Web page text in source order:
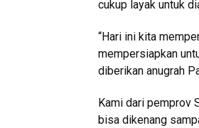
cukup layak untuk
“Hari ini kita
mempersiapkan
diberikan anugrah
Kami dari pemprov
bisa dikenang